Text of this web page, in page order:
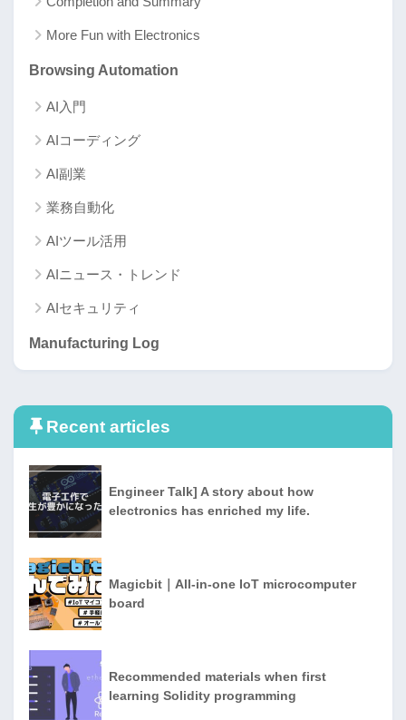
More Fun with Electronics
Browsing Automation
AI入門
AIコーディング
AI副業
業務自動化
AIツール活用
AIニュース・トレンド
AIセキュリティ
Manufacturing Log
Recent articles
Engineer Talk] A story about how
electronics has enriched my life.
Magicbit｜All-in-one IoT microcomputer
board
Recommended materials when first
learning Solidity programming